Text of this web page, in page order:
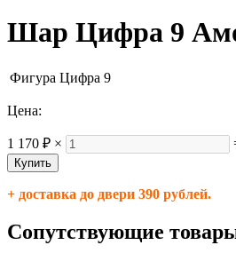
Шар Цифра 9
Фигура Цифра 9
Цена:
1 170 ₽ ×
+ доставка до двери 390 рублей.
Сопутствующие